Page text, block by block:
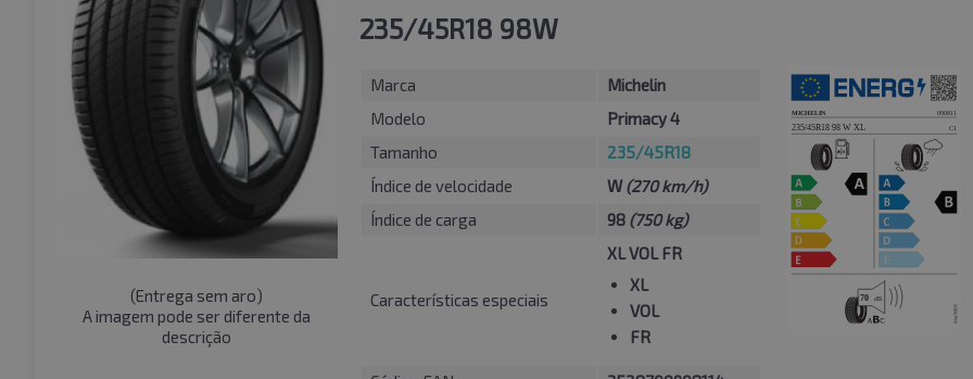
(Entrega sem aro)
A imagem pode ser diferente da
descrição
235/45R18 98W
Marca
Michelin
Modelo
Primacy 4
Tamanho
235/45R18
Índice de velocidade
W (270 km/h)
Índice de carga
98 (750 kg)
Características especiais
XL VOL FR
XL
VOL
FR